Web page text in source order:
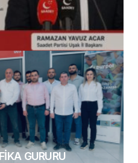
GURURU